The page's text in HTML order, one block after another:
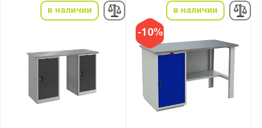
в наличии
-10%
в наличии
Серый (RAL 7037)
Сигнальный синий (RAL 5005)
Синий (RAL 5002)
Транспортный красный (RAL 3020)
Транспортный оранжевый (RAL 2009)